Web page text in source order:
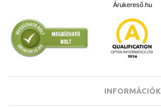
Árukereső.hu
INFORMÁCIÓK